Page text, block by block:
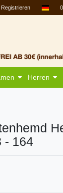
Registrieren 0
Herren
- 164